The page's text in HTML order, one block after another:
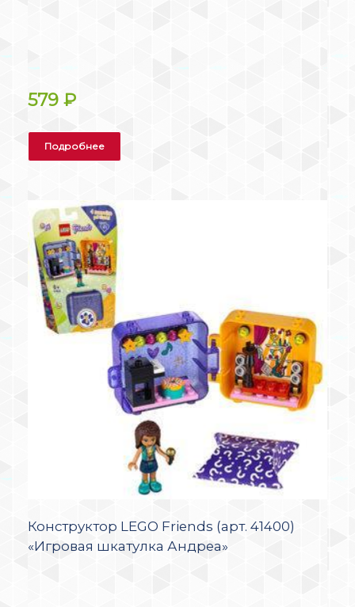
579 ₽
Подробнее
Конструктор LEGO Friends (арт. 41400)
«Игровая шкатулка Андреа»